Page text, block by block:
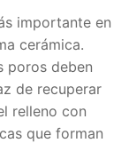
importante en
cerámica.
poros deben
de recuperar
relleno con
que forman